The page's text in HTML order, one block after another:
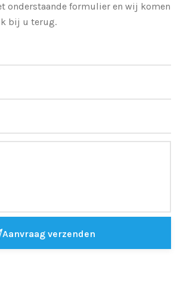
onderstaande formulier en wij komen
bij u terug.
Aanvraag verzenden